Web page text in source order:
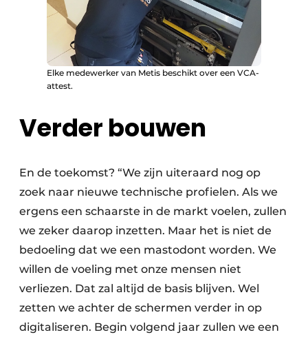
Elke medewerker van Metis beschikt over een VCA-
attest.
Verder bouwen
En de toekomst? “We zijn uiteraard nog op
zoek naar nieuwe technische profielen. Als we
ergens een schaarste in de markt voelen, zullen
we zeker daarop inzetten. Maar het is niet de
bedoeling dat we een mastodont worden. We
willen de voeling met onze mensen niet
verliezen. Dat zal altijd de basis blijven. Wel
zetten we achter de schermen verder in op
digitaliseren. Begin volgend jaar zullen we een